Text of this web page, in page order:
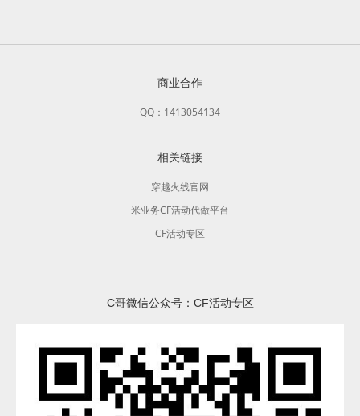
商业合作
QQ：1413054134
相关链接
穿越火线官网
米业务CF活动代做平台
CF活动专区
C哥微信公众号：CF活动专区